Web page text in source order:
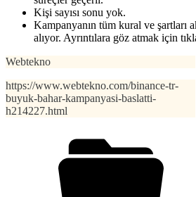
Kişi sayısı sonu yok.
Kampanyanın tüm kural ve şartları
alıyor. Ayrıntılara göz atmak için
Webtekno
https://www.webtekno.com/binance-tr-
buyuk-bahar-kampanyasi-baslatti-
h214227.html